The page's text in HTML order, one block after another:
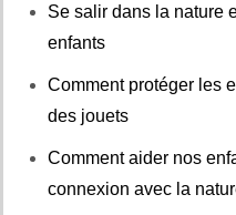
Se salir dans la nature
enfants
Comment protéger les
des jouets
Comment aider nos
connexion avec la